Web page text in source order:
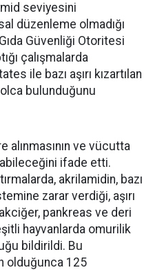
seviyesini
düzenleme olmadığı
Güvenliği Otoritesi
çalışmalarda
ile bazı aşırı kızartılan
bulunduğunu
alınmasının ve vücutta
ifade etti.
akrilamidin, bazı
zarar verdiği, aşırı
akciğer, pankreas ve deri
hayvanlarda omurilik
bildirildi. Bu
olduğunca 125